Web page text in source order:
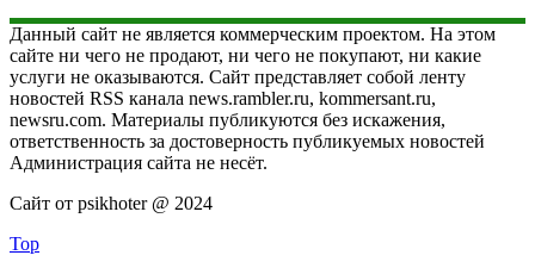
Данный сайт не является коммерческим проектом. На этом
сайте ни чего не продают, ни чего не покупают, ни какие
услуги не оказываются. Сайт представляет собой ленту
новостей RSS канала news.rambler.ru, kommersant.ru,
newsru.com. Материалы публикуются без искажения,
ответственность за достоверность публикуемых новостей
Администрация сайта не несёт.
Сайт от psikhoter @ 2024
Top